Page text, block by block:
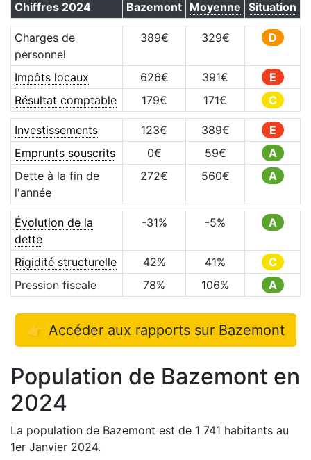
Chiffres 2024 Bazemont Moyenne Situation
Charges de
personnel
389€ 329€ D
Impôts locaux 626€ 391€
E
Résultat comptable
179€ 171€ C
Investissements 123€ 389€
E
Emprunts souscrits
0€ 59€
A
Dette à la fin de
l'année
272€ 560€ A
Évolution de la
dette
-31% -5% A
Rigidité structurelle 42% 41%
C
Pression fiscale
78% 106% A
👉 Accéder aux rapports sur Bazemont
Population de Bazemont en
2024
La population de Bazemont est de 1 741 habitants au
1er Janvier 2024.